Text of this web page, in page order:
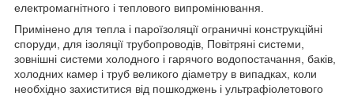
електромагнітного і теплового випромінювання.
Примінено для тепла і пароїзоляції ограничні конструкційні
споруди, для ізоляції трубопроводів, Повітряні системи,
зовнішні системи холодного і гарячого водопостачання, баків,
холодних камер і труб великого діаметру в випадках, коли
необхідно захиститися від пошкоджень і ультрафіолетового